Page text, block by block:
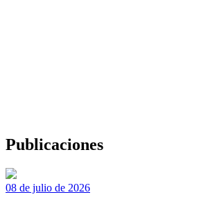
Publicaciones
08 de julio de 2026